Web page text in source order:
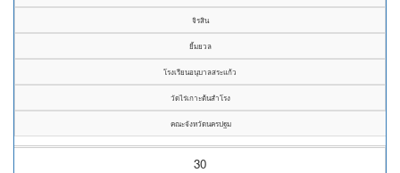
จิรสิน
ยิ้มยวล
โรงเรียนอนุบาลสระแก้ว
วัดไร่เกาะต้นสำโรง
คณะจังหวัดนครปฐม
30